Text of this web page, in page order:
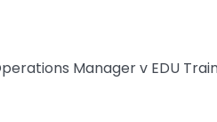
Manager v EDU